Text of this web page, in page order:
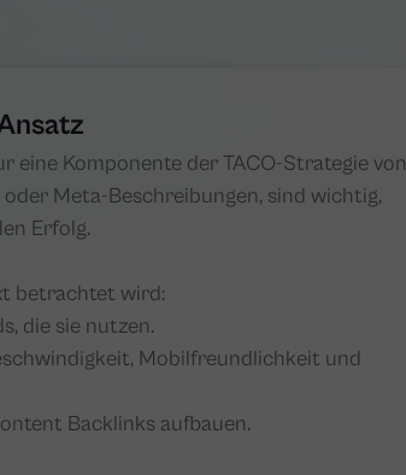
eine Komponente der TACO-Strategie von
Meta-Beschreibungen, sind wichtig,
Erfolg.
betrachtet wird:
die sie nutzen.
Mobilfreundlichkeit und
Backlinks aufbauen.